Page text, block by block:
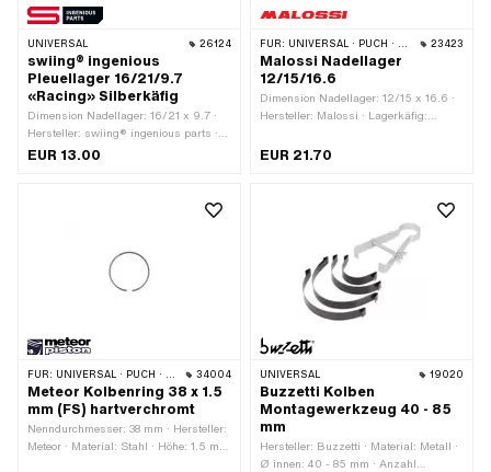
UNIVERSAL 26124
swiing® ingenious
Pleuellager 16/21/9.7
«Racing» Silberkäfig
Dimension Nadellager: 16/21 x 9.7 ·
Hersteller: swiing® ingenious parts ·
Lagerkäfig: Silberkäfig · Lagerart:
EUR 13.00
FÜR: UNIVERSAL · PUCH · SACHS · PONY / CILO (BETA 521 & 512) · TOMOS 23423
Malossi Nadellager
12/15/16.6
Dimension Nadellager: 12/15 x 16.6 ·
Hersteller: Malossi · Lagerkäfig:
Nadellagerkranz · Ø aussen: 15 mm ·
EUR 21.70
FÜR: UNIVERSAL · PUCH · SACHS 34004
Meteor Kolbenring 38 x 1.5
mm (FS) hartverchromt
Nenndurchmesser: 38 mm · Hersteller:
Meteor · Material: Stahl · Höhe: 1.5 mm
UNIVERSAL 19020
Buzzetti Kolben
Montagewerkzeug 40 - 85
mm
Hersteller: Buzzetti · Material: Metall ·
Ø innen: 40 - 85 mm · Anzahl